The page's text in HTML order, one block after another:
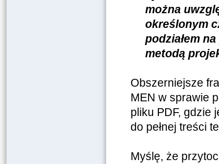
można
określonym
podziałem
metodą
Obszerniejsze
MEN w sprawie
pliku PDF, gdzie
do pełnej treści
Myślę, że